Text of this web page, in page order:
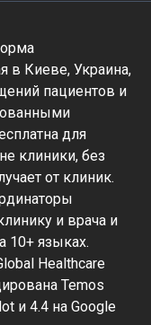
в Киеве, Украина,
пациентов и
для
клиники, без
от клиник.
и врача и
10+ языках.
Healthcare
Temos
и 4.4 на Google